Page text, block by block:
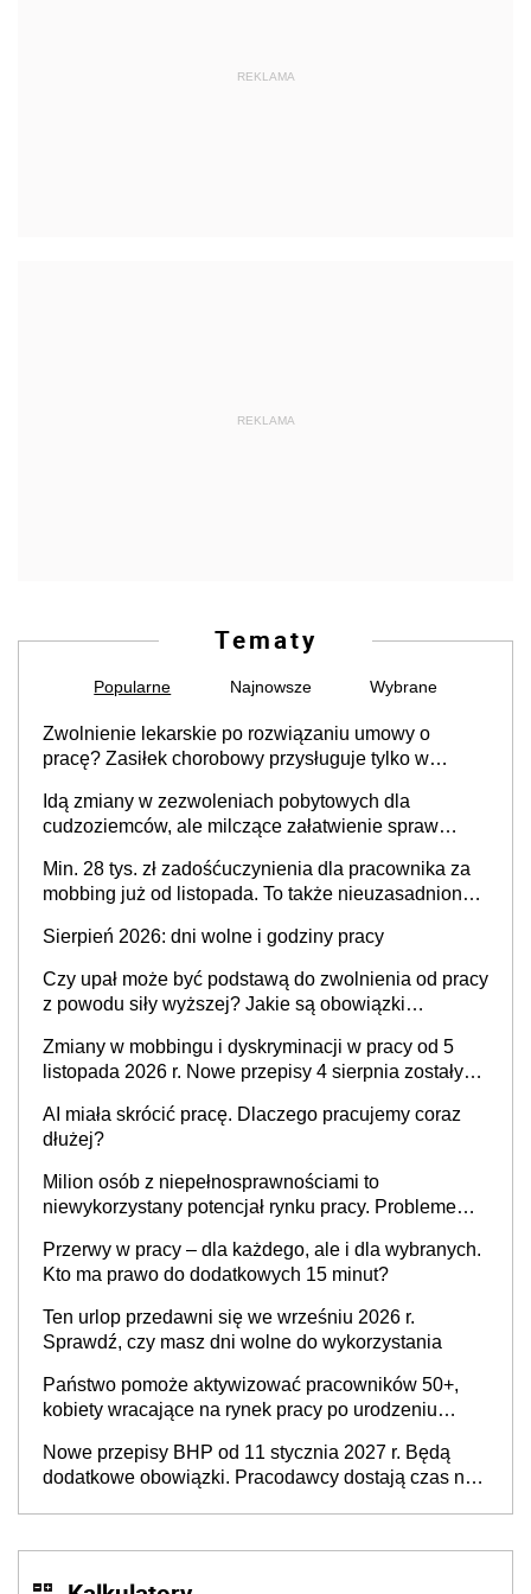
REKLAMA
REKLAMA
Tematy
Popularne Najnowsze Wybrane
Zwolnienie lekarskie po rozwiązaniu umowy o
pracę? Zasiłek chorobowy przysługuje tylko w
stosunku pracy
Idą zmiany w zezwoleniach pobytowych dla
cudzoziemców, ale milczące załatwienie spraw
Min. 28 tys. zł zadośćuczynienia dla pracownika za
mobbing już od listopada. To także nieuzasadniona
Sierpień 2026: dni wolne i godziny pracy
Czy upał może być podstawą do zwolnienia od pracy
z powodu siły wyższej? Jakie są obowiązki
Zmiany w mobbingu i dyskryminacji w pracy od 5
listopada 2026 r. Nowe przepisy 4 sierpnia zostały
AI miała skrócić pracę. Dlaczego pracujemy coraz
dłużej?
Milion osób z niepełnosprawnościami to
niewykorzystany potencjał rynku pracy. Problemem
refundacji, ale bariery po stronie systemu i
świadomości pracodawców [WYWIAD]
Przerwy w pracy – dla każdego, ale i dla wybranych.
Kto ma prawo do dodatkowych 15 minut?
Ten urlop przedawni się we wrześniu 2026 r.
Sprawdź, czy masz dni wolne do wykorzystania
Państwo pomoże aktywizować pracowników 50+,
kobiety wracające na rynek pracy po urodzeniu
neuroatypowe. Powstanie Fundusz na rzecz
Inkluzywności w Zatrudnianiu?
Nowe przepisy BHP od 11 stycznia 2027 r. Będą
dodatkowe obowiązki. Pracodawcy dostają czas na